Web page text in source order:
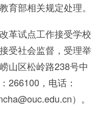
育部相关规定处理。
革试点工作接受学校
受社会监督，受理举
山区松岭路238号中
266100，电话：
）。